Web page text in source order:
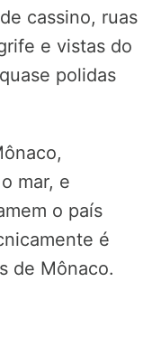
cassino, ruas
e vistas do
polidas
mar, e
o país
é
de Mônaco.